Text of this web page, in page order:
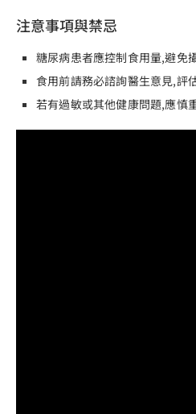
注意事項與禁忌
糖尿病患者應控制食用量,避免
食用前請務必諮詢醫生意見,評
若有過敏或其他健康問題,應慎